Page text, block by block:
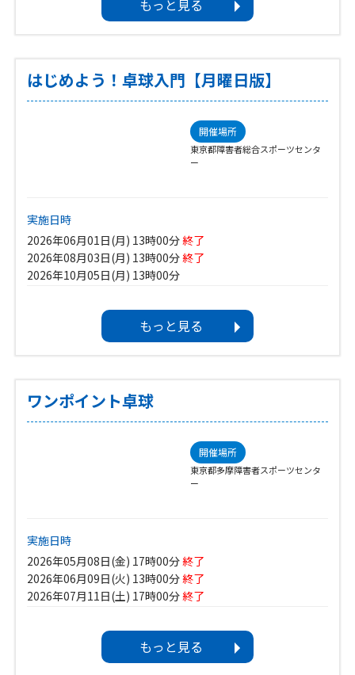
大会・記録会（する+みる）
聴覚障害
ボランティア募集
もっと見る
はじめよう！卓球入門【月曜日版】
開催場所
東京都障害者総合スポーツセンタ
ー
実施日時
2026年06月01日(月) 13時00分終了
2026年08月03日(月) 13時00分終了
2026年10月05日(月) 13時00分
教室（する）
対象
聴覚障害 内部障害
もっと見る
ワンポイント卓球
開催場所
東京都多摩障害者スポーツセンタ
ー
実施日時
2026年05月08日(金) 17時00分終了
2026年06月09日(火) 13時00分終了
2026年07月11日(土) 17時00分終了
2026年09月27日(日) 17時00分
2026年10月23日(金) 13時00分
2026年12月17日(木) 13時00分
もっと見る